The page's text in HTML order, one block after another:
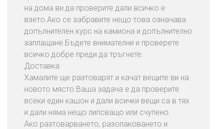
на дома ви да проверите дали всичко е
взето.Ако се забравите нещо това означава
допълнителен курс на камиона и допълнително
заплащане.Бъдете внимателни и проверете
всичко добре преди да тръгнете.
Доставка
Хамалите ще разтоварят и качат вещите ви на
новото място.Ваша задача е да проверите
всеки един кашон и дали всички вещи са в тях
и дали няма нещо липсващо или счупено.
Ако разтоварването, разопаковането и